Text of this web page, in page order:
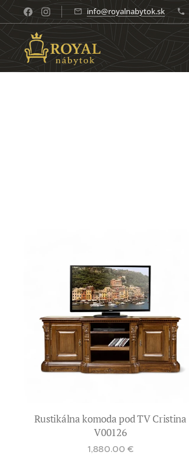
info@royalnabytok.sk
Rustikálna komoda pod TV Cristina
V00126
1,880.00 €